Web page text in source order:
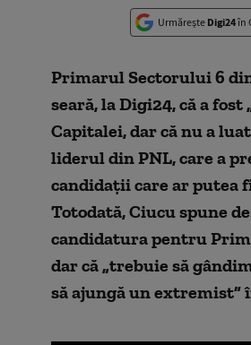
Urmărește Digi24în
Primarul Sectorului 6
seară, la Digi24, că a
Capitalei, dar că nu a
liderul din PNL, care a
candidații care ar putea
Totodată, Ciucu spune
candidatura pentru
dar că „trebuie să
să ajungă un extremist”